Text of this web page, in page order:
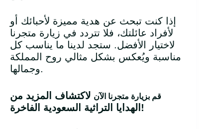
إذا كنت تبحث عن هدية مميزة لأحبائك أو
لأفراد عائلتك، فلا تتردد في زيارة متجرنا
لاختيار الأفضل. ستجد لدينا ما يناسب كل
مناسبة ويُعكس بشكل مثالي روح المملكة
وجمالها.
قم بزيارة متجرنا الآن لاكتشاف المزيد من
الهدايا التراثية السعودية الفاخرة !